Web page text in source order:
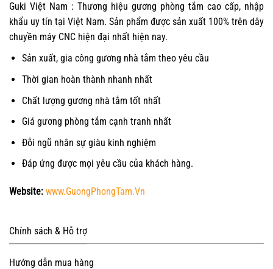
Guki Việt Nam : Thương hiệu gương phòng tắm cao cấp, nhập
khẩu uy tín tại Việt Nam. Sản phẩm được sản xuất 100% trên dây
chuyền máy CNC hiện đại nhất hiện nay.
Sản xuất, gia công gương nhà tắm theo yêu cầu
Thời gian hoàn thành nhanh nhất
Chất lượng gương nhà tắm tốt nhất
Giá gương phòng tắm cạnh tranh nhất
Đỗi ngũ nhân sự giàu kinh nghiệm
Đáp ứng được mọi yêu cầu của khách hàng.
Website: www.GuongPhongTam.Vn
Chính sách & Hỗ trợ
Hướng dẫn mua hàng